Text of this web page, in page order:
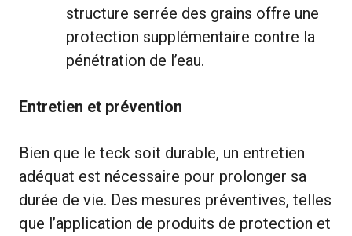
structure serrée des grains offre une
protection supplémentaire contre la
pénétration de l’eau.
Entretien et prévention
Bien que le teck soit durable, un entretien
adéquat est nécessaire pour prolonger sa
durée de vie. Des mesures préventives, telles
que l’application de produits de protection et